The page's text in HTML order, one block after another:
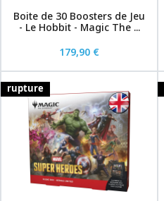
Boite de 30 Boosters de Jeu
- Le Hobbit - Magic The ...
179,90 €
rupture